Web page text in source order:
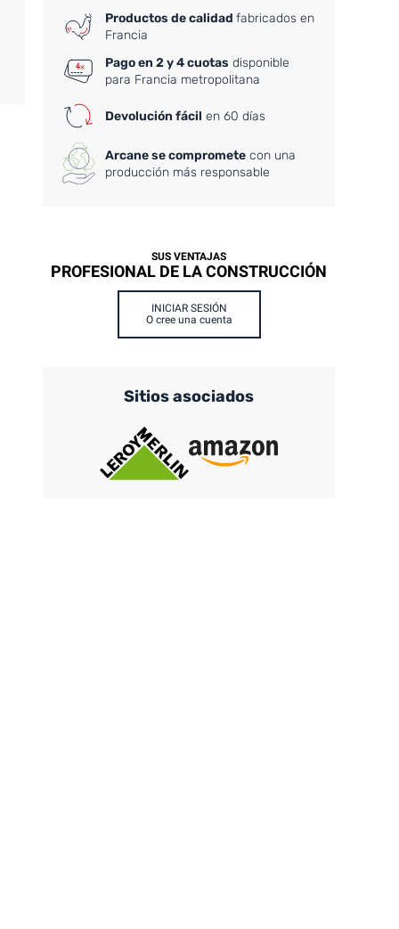
Productos de calidadfabricados en
Francia
Pago en 2 y 4 cuotas disponible
para Francia metropolitana
Devolución fácil en 60 días
Arcane se compromete con una
producción más responsable
SUS VENTAJAS
PROFESIONAL DE LA CONSTRUCCIÓN
INICIAR SESIÓN
O cree una cuenta
Sitios asociados